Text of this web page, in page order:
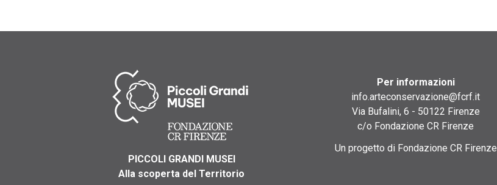
PICCOLI GRANDI MUSEI
Alla scoperta del Territorio
Per informazioni
info.arteconservazione@fcrf.it
Via Bufalini, 6 - 50122 Firenze
c/o Fondazione CR Firenze
Un progetto di Fondazione CR Firenze